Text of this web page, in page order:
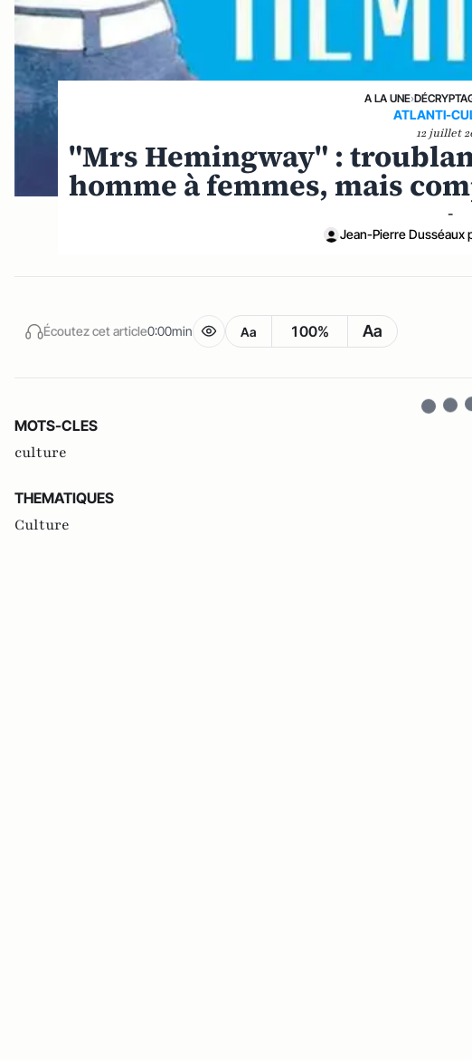
A LA UNE›
ATLANTI-
12 juillet
"Mrs Hemingway" :
homme à femmes, mais
-
Jean-Pierre Dusséaux
Écoutez cet article0:00min Aa 100% Aa
MOTS-CLES
culture
THEMATIQUES
Culture